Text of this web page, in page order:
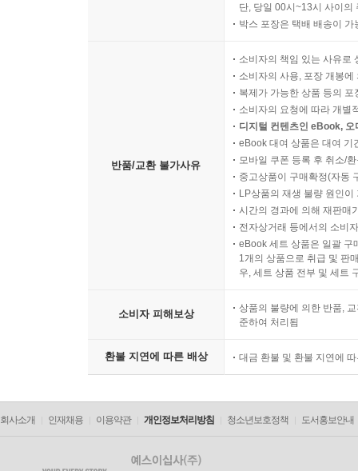
단, 당일 00시~13시 사이의
박스 포장은 택배 배송이
반품/교환 불가사유
소비자의 책임 있는 사유로
소비자의 사용, 포장 개봉
복제가 가능한 상품 등의
소비자의 요청에 따라 개별
디지털 컨텐츠인 eBook,
eBook 대여 상품은 대여 기
모바일 쿠폰 등록 후 취소/
중고상품이 구매확정(자동
LP상품의 재생 불량 원인
시간의 경과에 의해 재판매
전자상거래 등에서의 소비
eBook 세트 상품은 일괄 구
1개의 상품으로 취급 및 판
우, 세트 상품 전부 및 세트
소비자 피해보상
상품의 불량에 의한 반품,
준하여 처리됨
환불 지연에 따른 배상 대금 환불 및 환불 지연에
회사소개 인재채용 이용약관 개인정보처리방침 청소년보호정책 도서홍보안내